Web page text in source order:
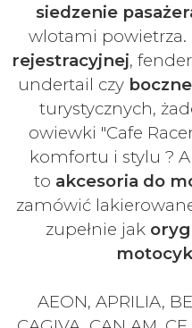
siedzenie
wlotami powietrza.
rejestracyjnej,
undertail czy
turystycznych,
owiewki "Cafe
komfortu i stylu ?
to akcesoria do
zamówić
zupełnie jak
AEON, APRILIA,